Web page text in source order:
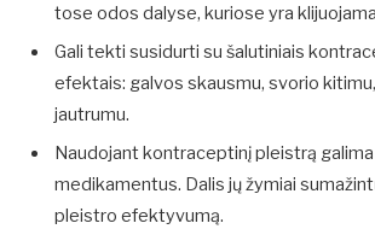
tose odos dalyse, kuriose yra
Gali tekti susidurti su šalutiniais
efektais: galvos skausmu, svorio
jautrumu.
Naudojant kontraceptinį pleistrą
medikamentus. Dalis jų žymiai
pleistro efektyvumą.